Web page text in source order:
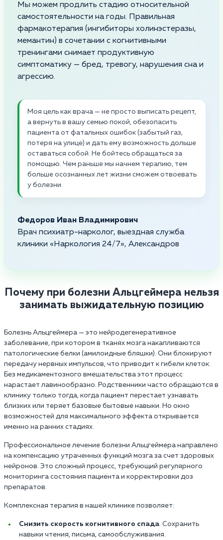
Мы можем продлить стадию относительной
самостоятельности на годы. Правильная
фармакотерапия (ингибиторы холинэстеразы,
мемантин) в сочетании с когнитивными
тренингами снимает продуктивную
симптоматику — бред, тревогу, нарушения сна и
агрессию.
Моя цель как врача — не просто выписать рецепт,
а вернуть в вашу семью покой, обезопасить
пациента от фатальных ошибок (забытый газ,
потеря на улице) и дать ему возможность дольше
оставаться собой. Не бойтесь обращаться за
помощью. Чем раньше мы начнем терапию, тем
больше осознанных лет жизни сможем отвоевать
у болезни.
Федоров Иван Владимирович
Врач психиатр-нарколог, выездная служба
клиники «Наркология 24/7», Александров
Почему при болезни Альцгеймера нельзя
занимать выжидательную позицию
Болезнь Альцгеймера — это нейродегенеративное
заболевание, при котором в тканях мозга накапливаются
патологические белки (амилоидные бляшки). Они блокируют
передачу нервных импульсов, что приводит к гибели клеток.
Без медикаментозного вмешательства этот процесс
нарастает лавинообразно. Родственники часто обращаются в
клинику только тогда, когда пациент перестает узнавать
близких или теряет базовые бытовые навыки. Но окно
возможностей для максимального эффекта открывается
именно на ранних стадиях.
Профессиональное лечение болезни Альцгеймера направлено
на компенсацию утраченных функций мозга за счет здоровых
нейронов. Это сложный процесс, требующий регулярного
мониторинга состояния пациента и корректировки доз
препаратов.
Комплексная терапия в нашей клинике позволяет:
Снизить скорость когнитивного спада. Сохранить
навыки чтения, письма, самообслуживания.